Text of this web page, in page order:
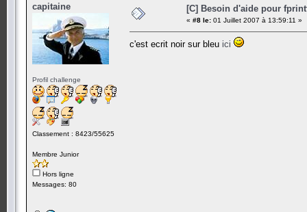
capitaine
Profil challenge
Classement : 8423/55625
Membre Junior
Hors ligne
Messages: 80
[C] Besoin d'aide pour
« #8 le: 01 Juillet 2007 à 13:59:11 »
c'est ecrit noir sur bleu ici